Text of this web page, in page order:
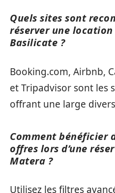
Quels sites sont
réserver une location
Basilicate ?
Booking.com, Airbnb,
et Tripadvisor sont les
offrant une large
Comment bénéficier
offres lors d’une
Matera ?
Utilisez les filtres